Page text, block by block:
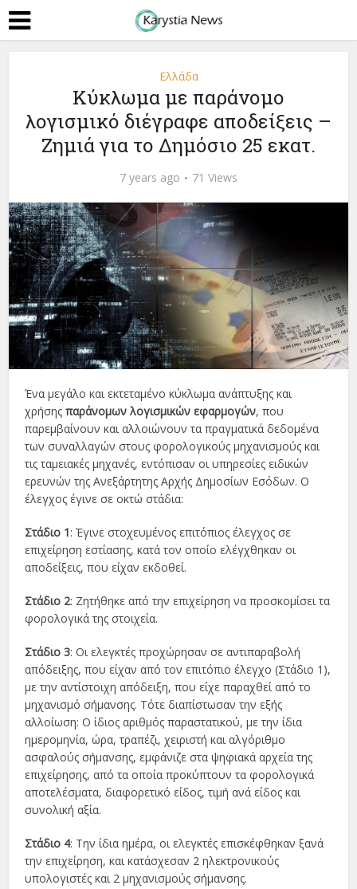
Ελλάδα
Κύκλωμα με παράνομο
λογισμικό διέγραφε αποδείξεις –
Ζημιά για το Δημόσιο 25 εκατ.
7 years ago 71 Views
Ένα μεγάλο και εκτεταμένο κύκλωμα ανάπτυξης και
χρήσηςπαράνομων λογισμικών εφαρμογών, που
παρεμβαίνουν και αλλοιώνουν τα πραγματικά δεδομένα
των συναλλαγών στους φορολογικούς μηχανισμούς και
τις ταμειακές μηχανές, εντόπισαν οι υπηρεσίες ειδικών
ερευνών της Ανεξάρτητης Αρχής Δημοσίων Εσόδων. Ο
έλεγχος έγινε σε οκτώ στάδια:
Στάδιο 1: Έγινε στοχευμένος επιτόπιος έλεγχος σε
επιχείρηση εστίασης, κατά τον οποίο ελέγχθηκαν οι
αποδείξεις, που είχαν εκδοθεί.
Στάδιο 2: Ζητήθηκε από την επιχείρηση να προσκομίσει τα
φορολογικά της στοιχεία.
Στάδιο 3: Οι ελεγκτές προχώρησαν σε αντιπαραβολή
απόδειξης, που είχαν από τον επιτόπιο έλεγχο (Στάδιο 1),
με την αντίστοιχη απόδειξη, που είχε παραχθεί από το
μηχανισμό σήμανσης. Τότε διαπίστωσαν την εξής
αλλοίωση: Ο ίδιος αριθμός παραστατικού, με την ίδια
ημερομηνία, ώρα, τραπέζι, χειριστή και αλγόριθμο
ασφαλούς σήμανσης, εμφάνιζε στα ψηφιακά αρχεία της
επιχείρησης, από τα οποία προκύπτουν τα φορολογικά
αποτελέσματα, διαφορετικό είδος, τιμή ανά είδος και
συνολική αξία.
Στάδιο 4: Την ίδια ημέρα, οι ελεγκτές επισκέφθηκαν ξανά
την επιχείρηση, και κατάσχεσαν 2 ηλεκτρονικούς
υπολογιστές και 2 μηχανισμούς σήμανσης.